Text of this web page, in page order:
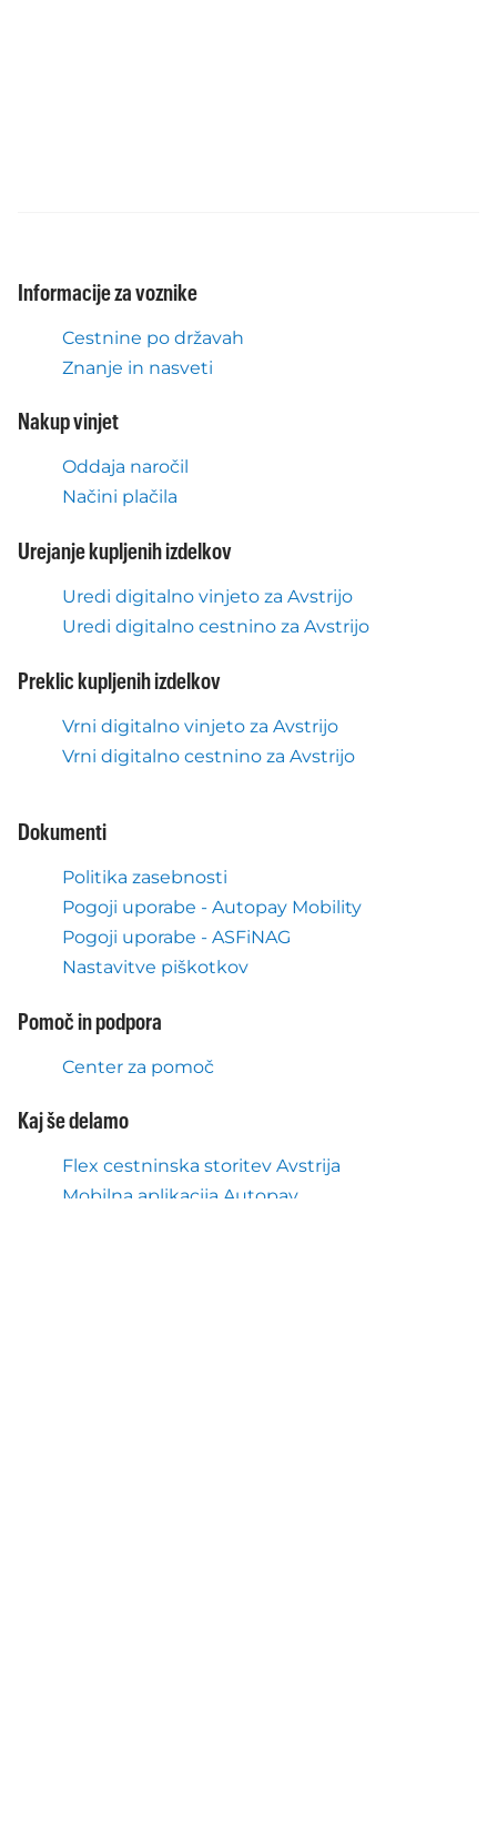
Informacije za voznike
Cestnine po državah
Znanje in nasveti
Nakup vinjet
Oddaja naročil
Načini plačila
Urejanje kupljenih izdelkov
Uredi digitalno vinjeto za Avstrijo
Uredi digitalno cestnino za Avstrijo
Preklic kupljenih izdelkov
Vrni digitalno vinjeto za Avstrijo
Vrni digitalno cestnino za Avstrijo
Dokumenti
Politika zasebnosti
Pogoji uporabe - Autopay Mobility
Pogoji uporabe - ASFiNAG
Nastavitve piškotkov
Pomoč in podpora
Center za pomoč
Kaj še delamo
Flex cestninska storitev Avstrija
Mobilna aplikacija Autopay